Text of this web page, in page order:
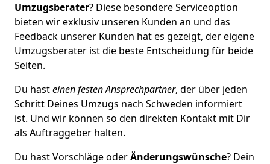
Umzugsberater? Diese besondere Serviceoption
bieten wir exklusiv unseren Kunden an und das
Feedback unserer Kunden hat es gezeigt, der eigene
Umzugsberater ist die beste Entscheidung für beide
Seiten.
Du hasteinen festen Ansprechpartner, der über jeden
Schritt Deines Umzugs nach Schweden informiert
ist. Und wir können so den direkten Kontakt mit Dir
als Auftraggeber halten.
Du hast Vorschläge oderÄnderungswünsche? Dein